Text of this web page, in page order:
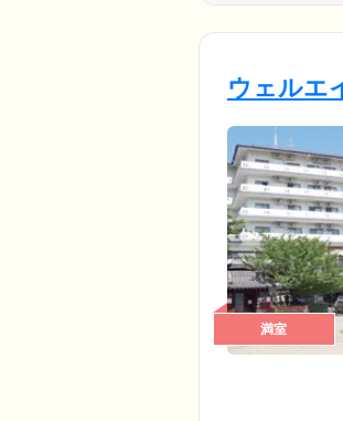
ウェルエ
満室